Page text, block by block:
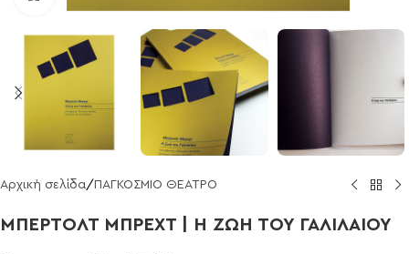
Αρχική σελίδα/ ΠΑΓΚΟΣΜΙΟ ΘΕΑΤΡΟ
MΠΕΡΤΟΛΤ ΜΠΡΕΧΤ | Η ΖΩΗ ΤΟΥ ΓΑΛΙΛΑΙΟΥ